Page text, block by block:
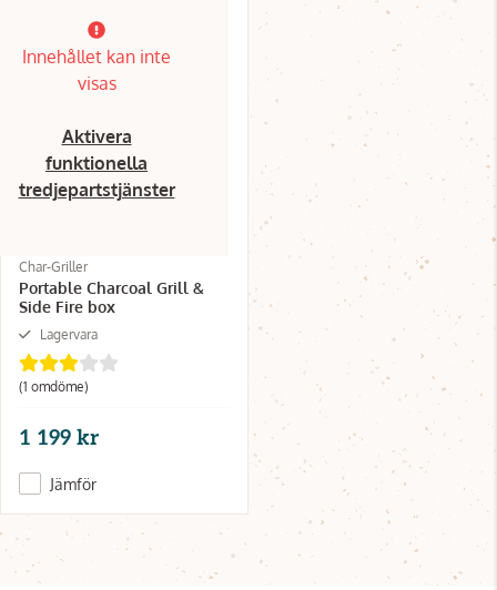
Innehållet kan inte
visas
Aktivera
funktionella
tredjepartstjänster
Char-Griller
Portable Charcoal Grill &
Side Fire box
Lagervara
(1 omdöme)
1 199 kr
Jämför